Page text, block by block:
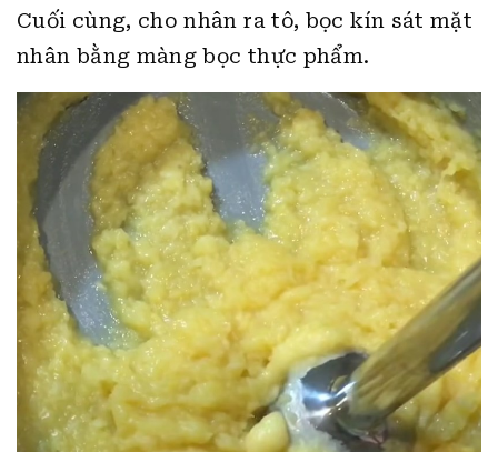
Cuối cùng, cho nhân ra tô, bọc kín sát mặt
nhân bằng màng bọc thực phẩm.